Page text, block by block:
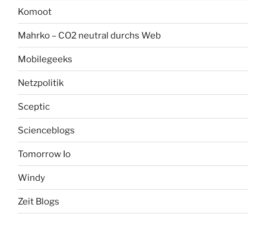
Komoot
Mahrko – CO2 neutral durchs Web
Mobilegeeks
Netzpolitik
Sceptic
Scienceblogs
Tomorrow Io
Windy
Zeit Blogs